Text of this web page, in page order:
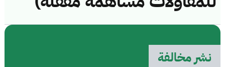
نشر مخالفة